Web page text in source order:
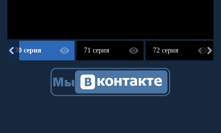
70 серия 71 серия 72 серия